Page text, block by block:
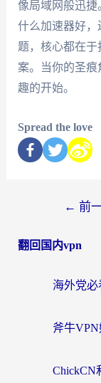
像局域网般迅捷
什么加速器好，
题，核心都在于
案。当你的圣痕
趣的开始。
Spread the love
← 前
翻回国内vpn